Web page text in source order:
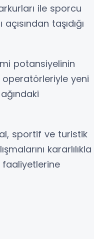
ile sporcu
taşıdığı
potansiyelinin
operatörleriyle yeni
sportif ve turistik
kararlılıkla
faaliyetlerine